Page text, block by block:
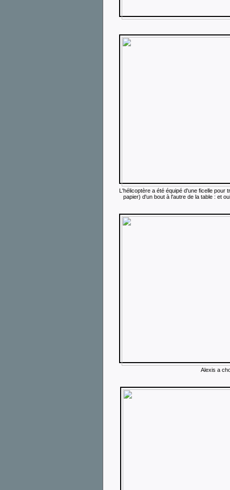
L'hélicoptère a été équipé d'une ficelle
papier) d'un bout à l'autre de la table : et
Alexis a